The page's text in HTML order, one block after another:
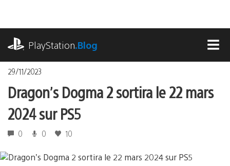
contenu
PlayStation.Blog
29/11/2023
Dragon’s Dogma 2 sortira le 22 mars
2024 sur PS5
0 0 10